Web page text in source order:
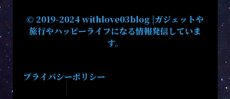
© 2019-2024 withlove03blog |ガジェットや
旅行やハッピーライフになる情報発信していま
す。
プライバシーポリシー